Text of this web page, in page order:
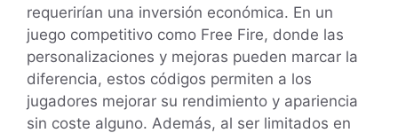
requerirían una inversión económica. En un
juego competitivo como Free Fire, donde las
personalizaciones y mejoras pueden marcar la
diferencia, estos códigos permiten a los
jugadores mejorar su rendimiento y apariencia
sin coste alguno. Además, al ser limitados en